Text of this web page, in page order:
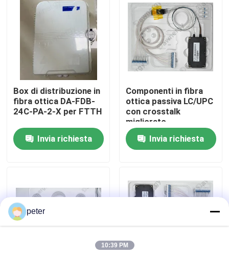
Video
Circa noi
Giro della fabbrica
Contattici
Casi
Richieda una citazione
Box di distribuzione in
fibra ottica DA-FDB-
24C-PA-2-X per FTTH
Invia richiesta
Componenti in fibra
ottica passiva LC/UPC
con crosstalk
migliorato
Invia richiesta
peter
10:39 PM